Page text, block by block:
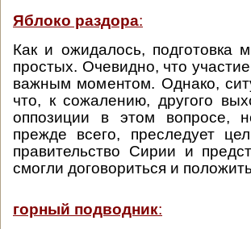
Яблоко раздора:
Как и ожидалось, подготовка
простых. Очевидно, что
важным моментом. Однако,
что, к сожалению, другого
оппозиции в этом вопросе,
прежде всего, преследует
правительство Сирии и
смогли договориться и
горный подводник: